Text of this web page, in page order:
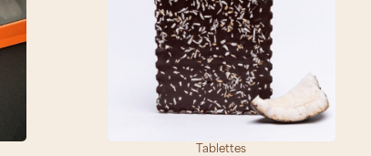
Tablettes